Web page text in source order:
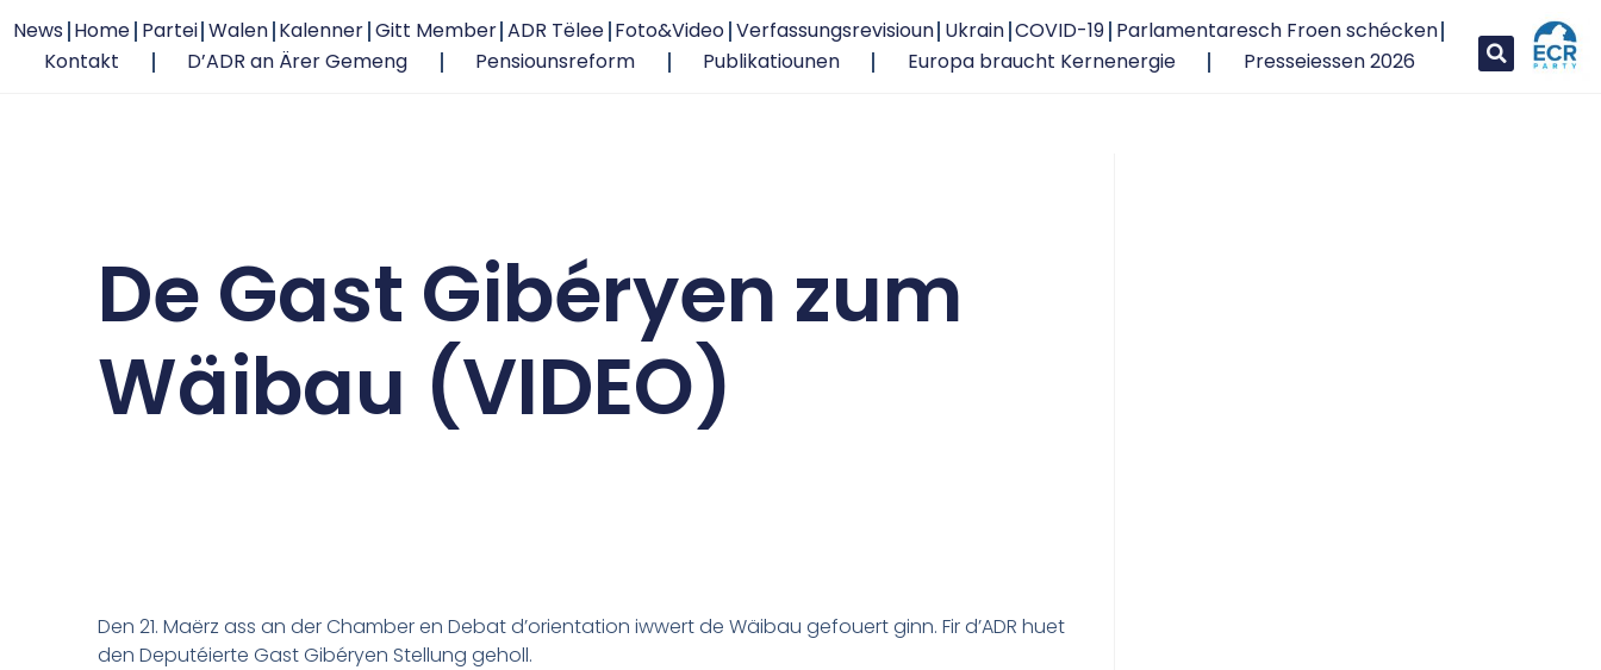
News Home Partei Walen Kalenner Gitt Member ADR Tëlee Foto&Video Verfassungsrevisioun Ukrain COVID-19 Parlamentaresch Froen schécken
Kontakt
D’ADR an Ärer Gemeng Pensiounsreform Publikatiounen Europa braucht Kernenergie Presseiessen 2026
De Gast Gibéryen zum
Wäibau (VIDEO)
Den 21. Maërz ass an der Chamber en Debat d’orientation iwwert de Wäibau gefouert ginn. Fir d’ADR huet
den Deputéierte Gast Gibéryen Stellung geholl.